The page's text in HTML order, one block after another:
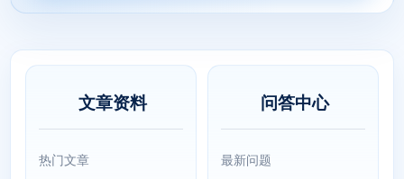
文章资料
热门文章
问答中心
最新问题